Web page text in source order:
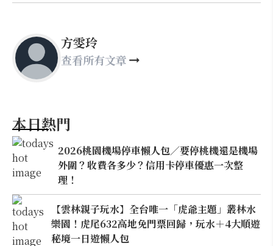
方雯玲
查看所有文章
本日熱門
2026桃園機場停車懶人包／要停桃機還是機場
外圍？收費各多少？信用卡停車優惠一次整
理！
【雲林親子玩水】全台唯一「虎爺主題」叢林水
樂園！虎尾632高地免門票回歸，玩水＋4大順遊
秘境一日遊懶人包